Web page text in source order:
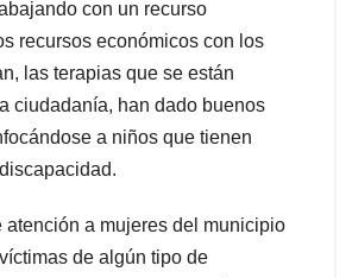
con un recurso
recursos económicos con los
las terapias que se están
ciudadanía, han dado buenos
a niños que tienen
atención a mujeres del municipio
de algún tipo de